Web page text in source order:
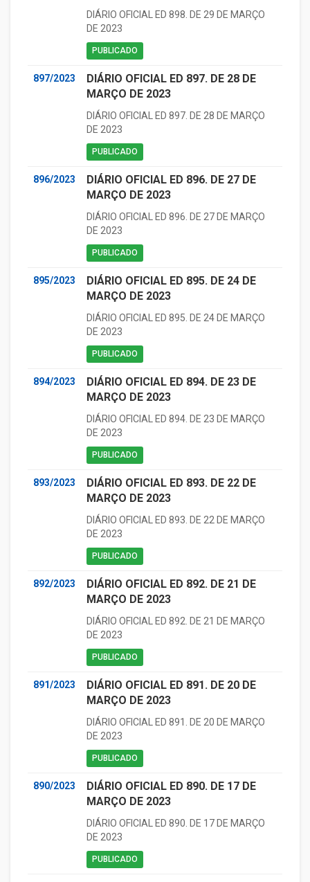
DIÁRIO OFICIAL ED 898. DE 29 DE MARÇO
DE 2023
PUBLICADO
897/2023
DIÁRIO OFICIAL ED 897. DE 28 DE
MARÇO DE 2023
DIÁRIO OFICIAL ED 897. DE 28 DE MARÇO
DE 2023
PUBLICADO
896/2023
DIÁRIO OFICIAL ED 896. DE 27 DE
MARÇO DE 2023
DIÁRIO OFICIAL ED 896. DE 27 DE MARÇO
DE 2023
PUBLICADO
895/2023
DIÁRIO OFICIAL ED 895. DE 24 DE
MARÇO DE 2023
DIÁRIO OFICIAL ED 895. DE 24 DE MARÇO
DE 2023
PUBLICADO
894/2023
DIÁRIO OFICIAL ED 894. DE 23 DE
MARÇO DE 2023
DIÁRIO OFICIAL ED 894. DE 23 DE MARÇO
DE 2023
PUBLICADO
893/2023
DIÁRIO OFICIAL ED 893. DE 22 DE
MARÇO DE 2023
DIÁRIO OFICIAL ED 893. DE 22 DE MARÇO
DE 2023
PUBLICADO
892/2023
DIÁRIO OFICIAL ED 892. DE 21 DE
MARÇO DE 2023
DIÁRIO OFICIAL ED 892. DE 21 DE MARÇO
DE 2023
PUBLICADO
891/2023
DIÁRIO OFICIAL ED 891. DE 20 DE
MARÇO DE 2023
DIÁRIO OFICIAL ED 891. DE 20 DE MARÇO
DE 2023
PUBLICADO
890/2023
DIÁRIO OFICIAL ED 890. DE 17 DE
MARÇO DE 2023
DIÁRIO OFICIAL ED 890. DE 17 DE MARÇO
DE 2023
PUBLICADO